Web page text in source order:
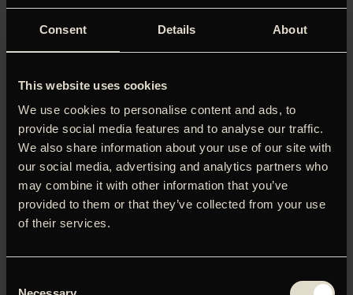
Consent Details About
This website uses cookies
We use cookies to personalise content and ads, to
provide social media features and to analyse our traffic.
We also share information about your use of our site with
our social media, advertising and analytics partners who
may combine it with other information that you’ve
provided to them or that they’ve collected from your use
of their services.
‘Det sanselige drama ‘Labor Day’ formidler livets
skrøbelighed, så det er næsten ubærligt nervepirrende.’
Winslet og Josh Brolin i hovedrollerne.